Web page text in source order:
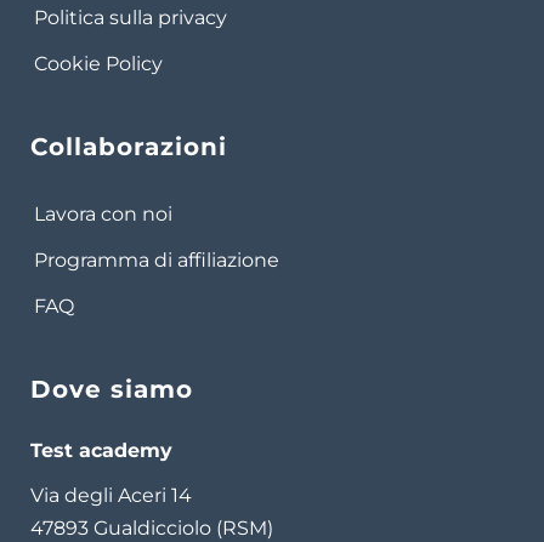
Politica sulla privacy
Cookie Policy
Collaborazioni
Lavora con noi
Programma di affiliazione
FAQ
Dove siamo
Test academy
Via degli Aceri 14
47893 Gualdicciolo (RSM)